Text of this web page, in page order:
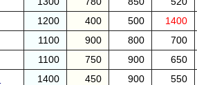
1200 400 500 1400
1100 900 800 700
1100 750 900 650
1400 450 900 550